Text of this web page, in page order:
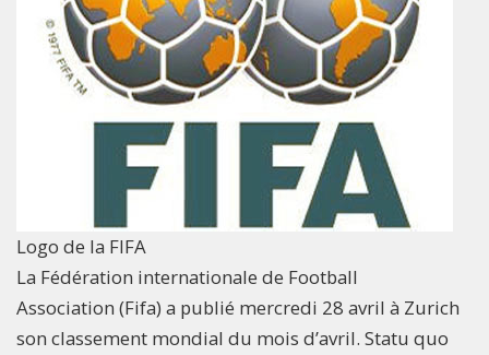
Logo de la FIFA
La Fédération internationale de Football
Association (Fifa) a publié mercredi 28 avril à Zurich
son classement mondial du mois d’avril. Statu quo